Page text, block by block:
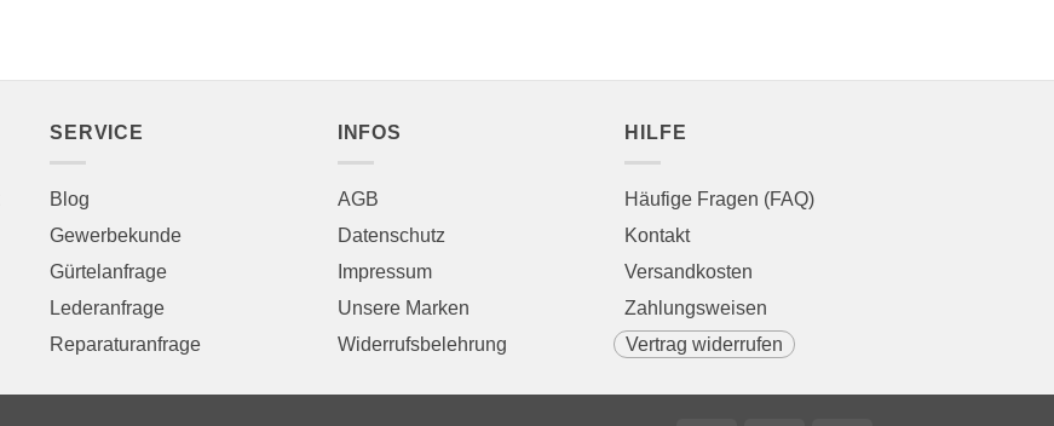
SERVICE
Blog
Gewerbekunde
Gürtelanfrage
Lederanfrage
Reparaturanfrage
INFOS
AGB
Datenschutz
Impressum
Unsere Marken
Widerrufsbelehrung
HILFE
Häufige Fragen (FAQ)
Kontakt
Versandkosten
Zahlungsweisen
Vertrag widerrufen